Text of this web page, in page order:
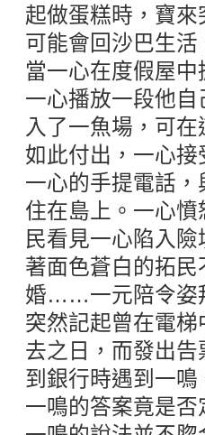
起做蛋糕時，寶
可能會回沙巴生
當一心在度假屋
一心播放一段他
入了一魚場，可
如此付出，一心
一心的手提電話
住在島上。一心
民看見一心陷入
著面色蒼白的拓
婚……一元陪令姿
突然記起曾在電
去之日，而發出
到銀行時遇到一
一鳴的答案竟是